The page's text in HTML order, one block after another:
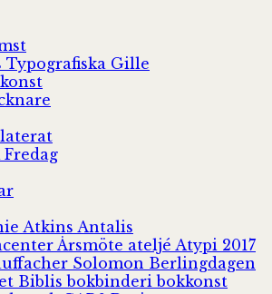
Typografiska Gille
Atkins Antalis
Årsmöte ateljé Atypi 2017
Solomon Berlingdagen
Biblisbokbinderibokkonst